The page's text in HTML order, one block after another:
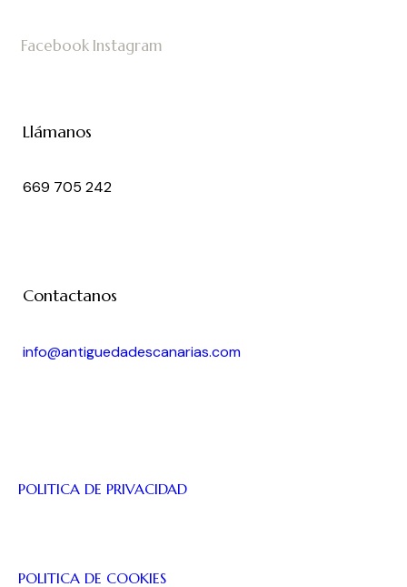
Facebook Instagram
Llámanos
669 705 242
Contactanos
info@antiguedadescanarias.com
POLITICA DE PRIVACIDAD
POLITICA DE COOKIES